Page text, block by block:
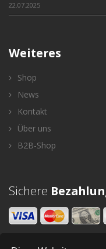
22.07.2025
Weiteres
Shop
News
Kontakt
Über uns
B2B-Shop
Sichere